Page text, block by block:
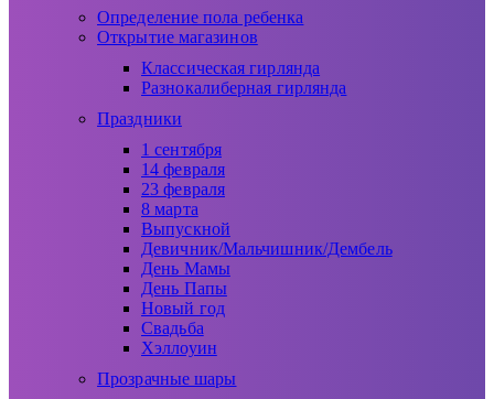
Определение пола ребенка
Открытие магазинов
Классическая гирлянда
Разнокалиберная гирлянда
Праздники
1 сентября
14 февраля
23 февраля
8 марта
Выпускной
Девичник/Мальчишник/Дембель
День Мамы
День Папы
Новый год
Свадьба
Хэллоуин
Прозрачные шары